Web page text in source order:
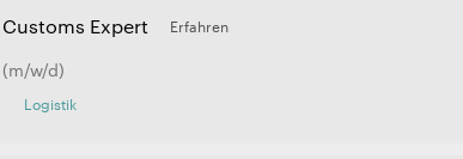
Customs Expert Erfahren
(m/w/d)
Logistik